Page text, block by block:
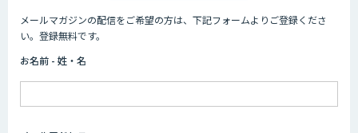
メールマガジンの配信をご希望の方は、下記フォームよりご登録くださ
い。登録無料です。
お名前 - 姓・名